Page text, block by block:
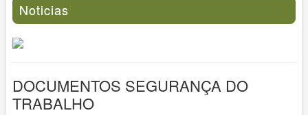
Noticias
DOCUMENTOS SEGURANÇA DO
TRABALHO